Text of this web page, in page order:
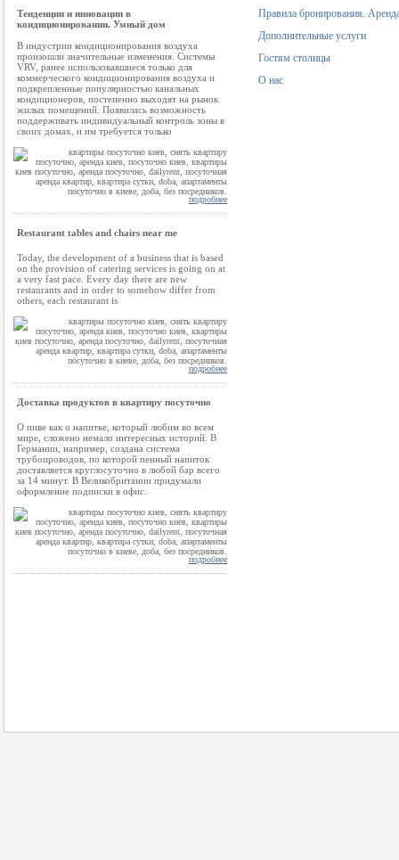
Тенденции и инновации в
кондиционировании. Умный дом
В индустрии кондиционирования воздуха
произошли значительные изменения. Системы
VRV, ранее использовавшиеся только для
коммерческого кондиционирования воздуха и
подкрепленные популярностью канальных
кондиционеров, постепенно выходят на рынок
жилых помещений. Появилась возможность
поддерживать индивидуальный контроль зоны в
своих домах, и им требуется только
подробнее
Restaurant tables and chairs near me
Today, the development of a business that is based
on the provision of catering services is going on at
a very fast pace. Every day there are new
restaurants and in order to somehow differ from
others, each restaurant is
подробнее
Доставка продуктов в квартиру посуточно
О пиве как о напитке, который любим во всем
мире, сложено немало интересных историй. В
Германии, например, создана система
трубопроводов, по которой пенный напиток
доставляется круглосуточно в любой бар всего
за 14 минут. В Великобритании придумали
оформление подписки в офис.
подробнее
Правила бронирования.
Дополнительные услуги
Гостям столицы
О нас